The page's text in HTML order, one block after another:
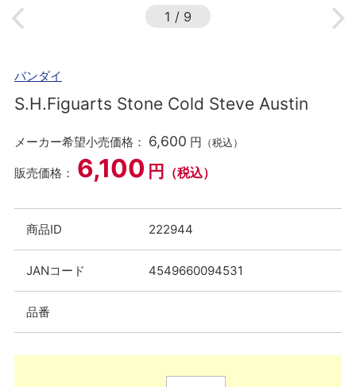
1 / 9
バンダイ
S.H.Figuarts Stone Cold Steve Austin
メーカー希望小売価格： 6,600 円 （税込）
販売価格： 6,100 円 （税込）
商品ID 222944
JANコード 4549660094531
品番